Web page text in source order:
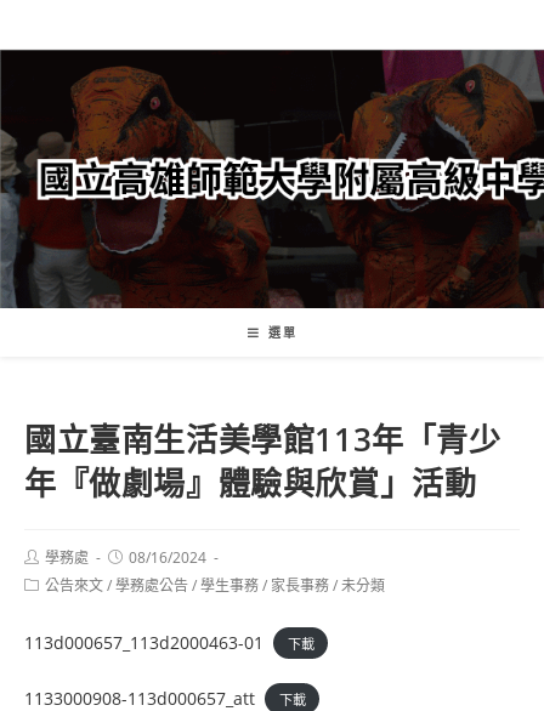
轉
要
內
容
選單
國立臺南生活美學館113年「青少
年『做劇場』體驗與欣賞」活動
Post
author:
學務處
Post
published:
08/16/2024
Post公告來文/學務處公告/學生事務/ 家長事務/未分類
113d000657_113d2000463-01 下載
1133000908-113d000657_att 下載